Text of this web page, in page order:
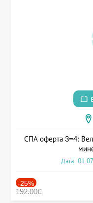
СПА оферта 3=4:
Дата:
-25%
192.00€